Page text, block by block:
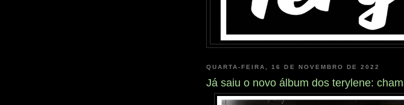
QUARTA-FEIRA, 16 DE NOVEMBRO DE 2022
Já saiu o novo álbum dos terylene: